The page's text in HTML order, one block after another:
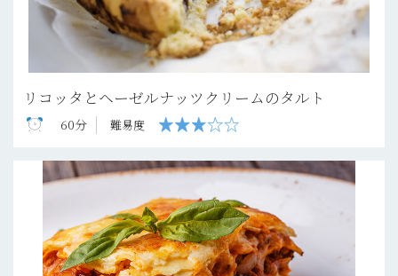
リコッタとヘーゼルナッツクリームのタルト
60分 難易度